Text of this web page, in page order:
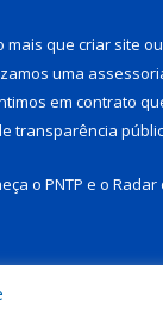
mais que criar site ou
uma
em contrato
transparência
o PNTP e o Radar